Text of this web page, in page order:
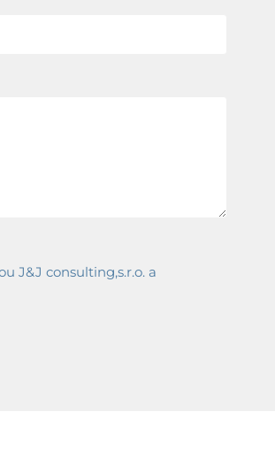
J&J consulting,s.r.o. a